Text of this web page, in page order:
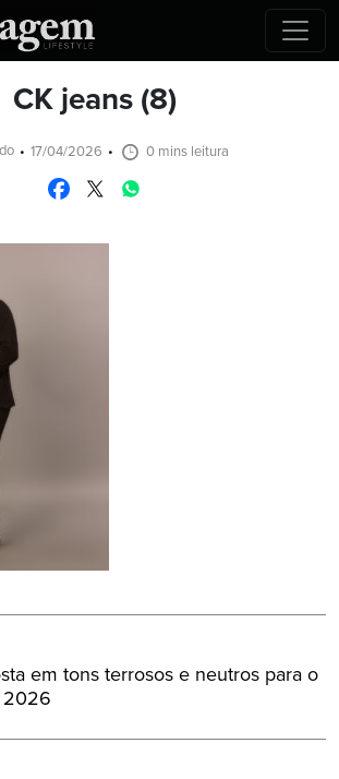
CK jeans (8)
17/04/2026 0 mins leitura
em tons terrosos e neutros para o
2026